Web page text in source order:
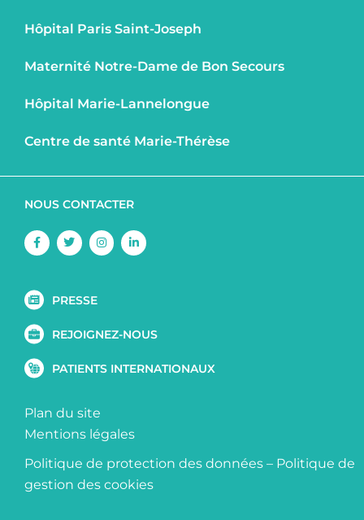
Hôpital Paris Saint-Joseph
Maternité Notre-Dame de Bon Secours
Hôpital Marie-Lannelongue
Centre de santé Marie-Thérèse
NOUS CONTACTER
Facebook-
f
TwitterInstagramLinkedin-
in
PRESSE
REJOIGNEZ-NOUS
PATIENTS INTERNATIONAUX
Plan du site
Mentions légales
Politique de protection des données – Politique de
gestion des cookies